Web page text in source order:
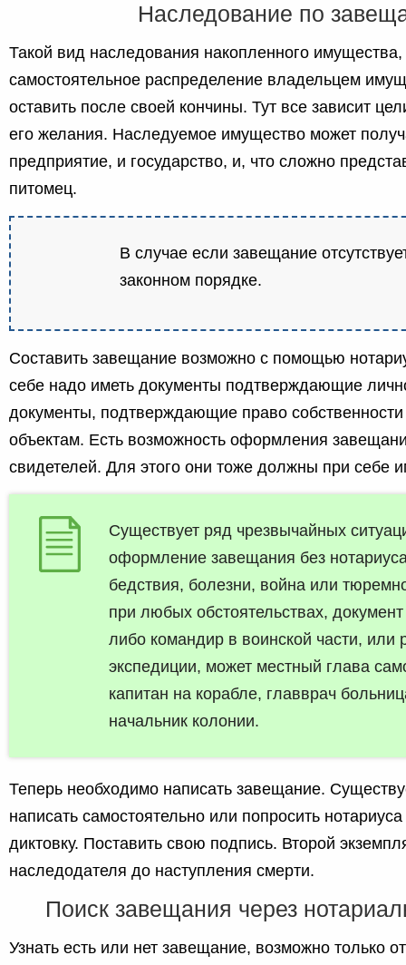
Наследование по
Такой вид наследования накопленного
самостоятельное распределение владельцем
оставить после своей кончины. Тут все зависит
его желания. Наследуемое имущество может
предприятие, и государство, и, что сложно
питомец.
В случае если завещание
законном порядке.
Составить завещание возможно с помощью
себе надо иметь документы подтверждающие
документы, подтверждающие право
объектам. Есть возможность оформления
свидетелей. Для этого они тоже должны при себе
Существует ряд чрезвычайных
оформление завещания без
бедствия, болезни, война или
при любых обстоятельствах,
либо командир в воинской части, или
экспедиции, может местный глава
капитан на корабле, главврач
начальник колонии.
Теперь необходимо написать завещание.
написать самостоятельно или попросить
диктовку. Поставить свою подпись. Второй
наследодателя до наступления смерти.
Поиск завещания через
Узнать есть или нет завещание, возможно только